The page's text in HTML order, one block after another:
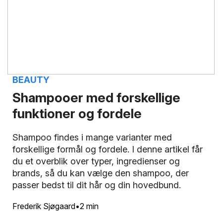
Shampooer med forskellige
funktioner og fordele
BEAUTY
2 min
Shampoo findes i mange varianter med
forskellige formål og fordele. I denne artikel får
du et overblik over typer, ingredienser og
brands, så du kan vælge den shampoo, der
passer bedst til dit hår og din hovedbund.
Frederik Sjøgaard